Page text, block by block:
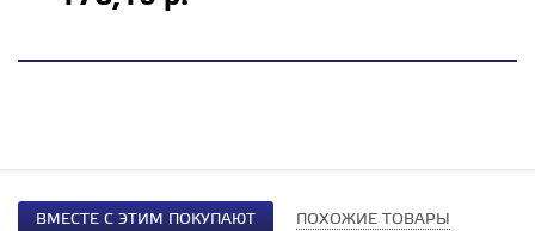
ВМЕСТЕ С ЭТИМ ПОКУПАЮТ ПОХОЖИЕ ТОВАРЫ